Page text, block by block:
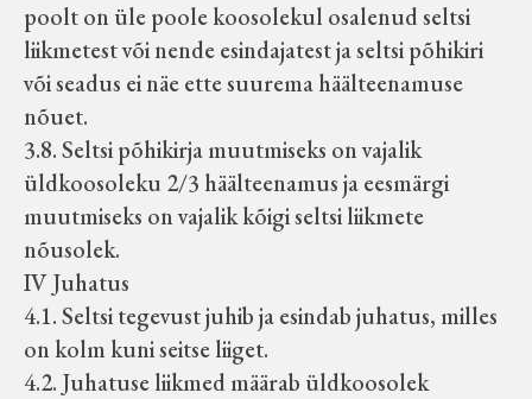
poolt on üle poole koosolekul osalenud seltsi
liikmetest või nende esindajatest ja seltsi põhikiri
või seadus ei näe ette suurema häälteenamuse
nõuet.
3.8. Seltsi põhikirja muutmiseks on vajalik
üldkoosoleku 2/3 häälteenamus ja eesmärgi
muutmiseks on vajalik kõigi seltsi liikmete
nõusolek.
IV Juhatus
4.1. Seltsi tegevust juhib ja esindab juhatus, milles
on kolm kuni seitse liiget.
4.2. Juhatuse liikmed määrab üldkoosolek